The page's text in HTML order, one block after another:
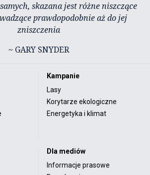
skazana jest różne niszczące
prawdopodobnie aż do jej
zniszczenia
~ GARY SNYDER
Kampanie
Lasy
Korytarze ekologiczne
Energetyka i klimat
Dla mediów
Informacje prasowe